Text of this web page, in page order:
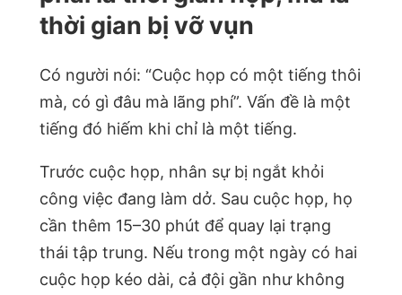
thời gian bị vỡ vụn
Có người nói: “Cuộc họp có một tiếng thôi
mà, có gì đâu mà lãng phí”. Vấn đề là một
tiếng đó hiếm khi chỉ là một tiếng.
Trước cuộc họp, nhân sự bị ngắt khỏi
công việc đang làm dở. Sau cuộc họp, họ
cần thêm 15–30 phút để quay lại trạng
thái tập trung. Nếu trong một ngày có hai
cuộc họp kéo dài, cả đội gần như không